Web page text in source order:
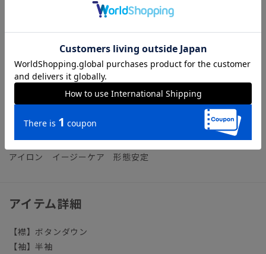
高通気／高い通気量を持ち、衣服内を快適に保ちます。
【参考情報】The Style Dictionary
◆クールビズシャツの決定版！シャツ選びで押さえるべきポイ
ビジネス ワイシャツ タイト スリム ノーアイロン ノン
アイロン イージーケア 形態安定
アイテム詳細
【襟】ボタンダウン
【袖】半袖